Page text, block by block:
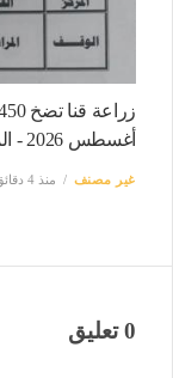
أغسطس 2026 - المدينة برس
غير مصنف منذ 4 دقائق
0 تعليق